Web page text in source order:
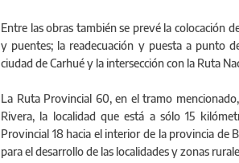
Entre las obras también se prevé la colocación
y puentes; la readecuación y puesta a punto
ciudad de Carhué y la intersección con la Ruta
La Ruta Provincial 60, en el tramo
Rivera, la localidad que está a sólo 15
Provincial 18 hacia el interior de la provincia de
para el desarrollo de las localidades y zonas